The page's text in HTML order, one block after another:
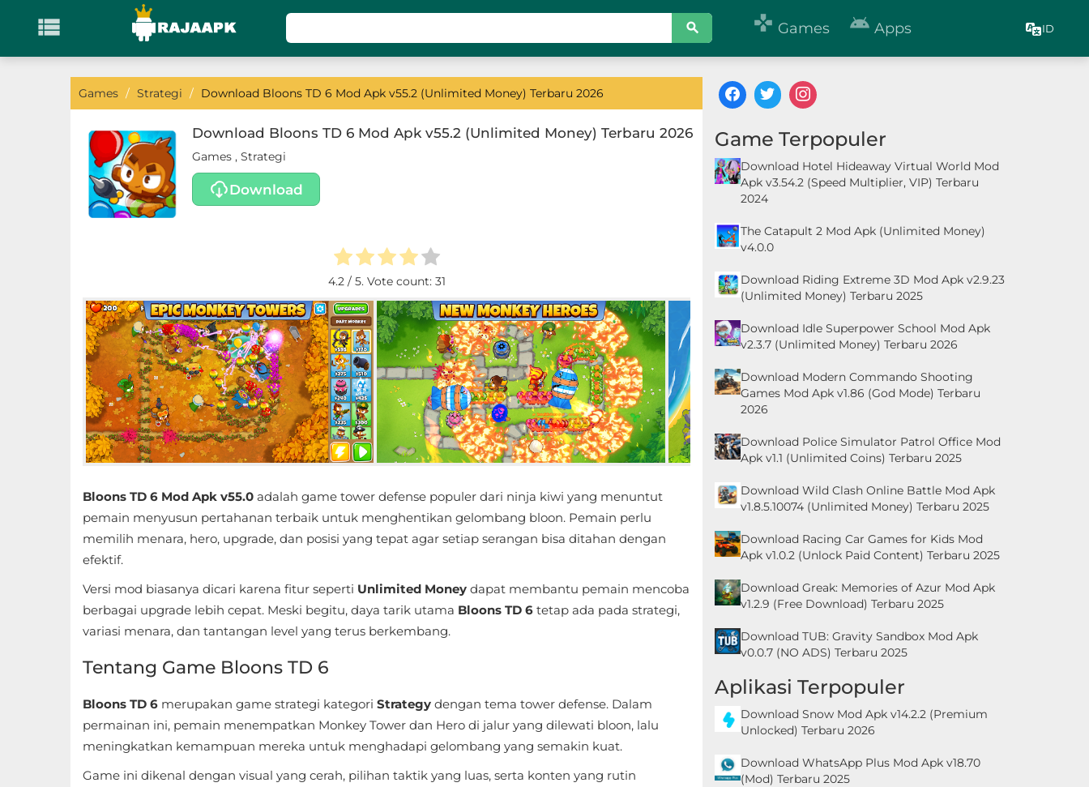
  Games  Apps ID
KATEGORI
Games
Educational
Hypercasual
Games / Strategi / Download Bloons TD 6 Mod Apk v55.2 (Unlimited Money) Terbaru 2026
Download Bloons TD 6 Mod Apk v55.2 (Unlimited Money) Terbaru 2026
Games , Strategi
Download
4.2/ 5. Vote count: 31
Bloons TD 6 Mod Apk v55.0 adalah game tower defense populer dari ninja kiwi yang menuntut
pemain menyusun pertahanan terbaik untuk menghentikan gelombang bloon. Pemain perlu
memilih menara, hero, upgrade, dan posisi yang tepat agar setiap serangan bisa ditahan dengan
efektif.
Versi mod biasanya dicari karena fitur seperti Unlimited Money dapat membantu pemain mencoba
berbagai upgrade lebih cepat. Meski begitu, daya tarik utama Bloons TD 6 tetap ada pada strategi,
variasi menara, dan tantangan level yang terus berkembang.
Tentang Game Bloons TD 6
Bloons TD 6 merupakan game strategi kategori Strategy dengan tema tower defense. Dalam
permainan ini, pemain menempatkan Monkey Tower dan Hero di jalur yang dilewati bloon, lalu
meningkatkan kemampuan mereka untuk menghadapi gelombang yang semakin kuat.
Game ini dikenal dengan visual yang cerah, pilihan taktik yang luas, serta konten yang rutin
Game Terpopuler
Download Hotel Hideaway Virtual World Mod
Apk v3.54.2 (Speed Multiplier, VIP) Terbaru
2024
The Catapult 2 Mod Apk (Unlimited Money)
v4.0.0
Download Riding Extreme 3D Mod Apk v2.9.23
(Unlimited Money) Terbaru 2025
Download Idle Superpower School Mod Apk
v2.3.7 (Unlimited Money) Terbaru 2026
Download Modern Commando Shooting
Games Mod Apk v1.86 (God Mode) Terbaru
2026
Download Police Simulator Patrol Office Mod
Apk v1.1 (Unlimited Coins) Terbaru 2025
Download Wild Clash Online Battle Mod Apk
v1.8.5.10074 (Unlimited Money) Terbaru 2025
Download Racing Car Games for Kids Mod
Apk v1.0.2 (Unlock Paid Content) Terbaru 2025
Download Greak: Memories of Azur Mod Apk
v1.2.9 (Free Download) Terbaru 2025
Download TUB: Gravity Sandbox Mod Apk
v0.0.7 (NO ADS) Terbaru 2025
Aplikasi Terpopuler
Download Snow Mod Apk v14.2.2 (Premium
Unlocked) Terbaru 2026
Download WhatsApp Plus Mod Apk v18.70
(Mod) Terbaru 2025